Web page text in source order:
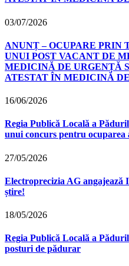
03/07/2026
ANUNȚ – OCUPARE PRIN
UNUI POST VACANT DE
MEDICINĂ DE URGENȚĂ
ATESTAT ÎN MEDICINĂ
16/06/2026
Regia Publică Locală a
unui concurs pentru
27/05/2026
Electroprecizia AG angajează
știre!
18/05/2026
Regia Publică Locală a
posturi de pădurar